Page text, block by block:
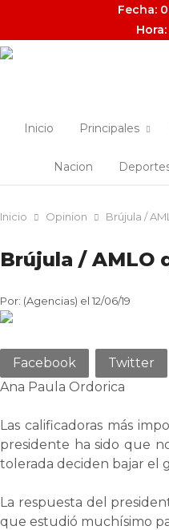
Fecha:
Inicio Principales
Nacion
Inicio Opinion Brújula /
Brújula / AMLO
Por: (Agencias) el 12/06/19
Facebook Twitter
Ana Paula Ordorica
Las calificadoras más
presidente ha sido que
tolerada deciden bajar el
La respuesta del
que estudió muchísimo